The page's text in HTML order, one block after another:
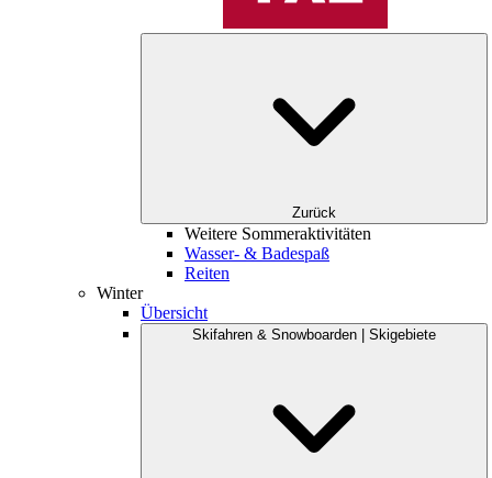
Zurück
Weitere Sommeraktivitäten
Wasser- & Badespaß
Reiten
Winter
Übersicht
Skifahren & Snowboarden | Skigebiete